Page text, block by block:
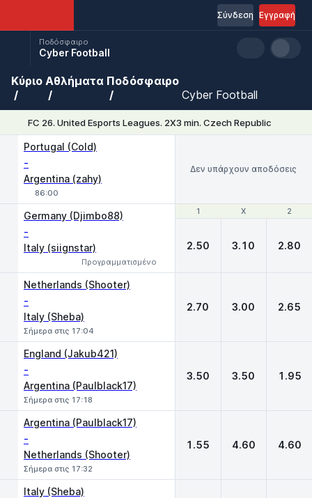
Εγγραφή
Σύνδεση
Ποδόσφαιρο
Cyber Football
Κύριο Αθλήματα Ποδόσφαιρο
Cyber Football
FC 26. United Esports Leagues. 2X3 min. Czech Republic
Portugal (Cold)
-
Argentina (zahy)
86:00
Δεν υπάρχουν αποδόσεις
1 X 2
Germany (Djimbo88)
-
Italy (siignstar)
Προγραμματισμένο
1 X 2
2.50 3.10 2.80
Netherlands (Shooter)
-
Italy (Sheba)
Σήμερα στις 17:04
2.70 3.00 2.65
England (Jakub421)
-
Argentina (Paulblack17)
Σήμερα στις 17:18
3.50 3.50 1.95
Argentina (Paulblack17)
-
Netherlands (Shooter)
Σήμερα στις 17:32
1.55 4.60 4.60
Italy (Sheba)